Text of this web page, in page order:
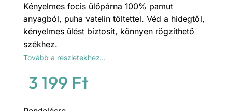
Kényelmes focis ülőpárna 100% pamut
anyagból, puha vatelin töltettel. Véd a hidegtől,
kényelmes ülést biztosít, könnyen rögzíthető
székhez.
Tovább a részletekhez…
3 199 Ft